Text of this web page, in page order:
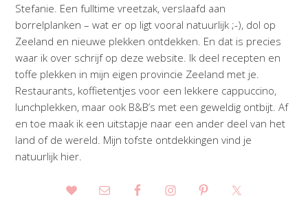
Stefanie. Een fulltime vreetzak, verslaafd aan
borrelplanken – wat er op ligt vooral natuurlijk ;-), dol op
Zeeland en nieuwe plekken ontdekken. En dat is precies
waar ik over schrijf op deze website. Ik deel recepten en
toffe plekken in mijn eigen provincie Zeeland met je.
Restaurants, koffietentjes voor een lekkere cappuccino,
lunchplekken, maar ook B&B’s met een geweldig ontbijt. Af
en toe maak ik een uitstapje naar een ander deel van het
land of de wereld. Mijn tofste ontdekkingen vind je
natuurlijk hier.